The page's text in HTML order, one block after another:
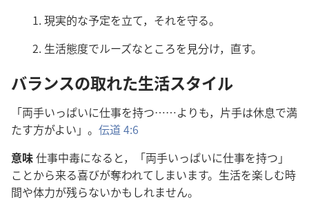
現実的な予定を立て，それを守る。
生活態度でルーズなところを見分け，直す。
バランスの取れた生活スタイル
「両手いっぱいに仕事を持つ……よりも，片手は休息で満
たす方がよい」。 伝道 4:6
意味仕事中毒になると，「両手いっぱいに仕事を持つ」
ことから来る喜びが奪われてしまいます。生活を楽しむ時
間や体力が残らないかもしれません。